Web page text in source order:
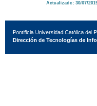
Actualizado: 30/07/
Pontificia Universidad Católica del
Dirección de Tecnologías de